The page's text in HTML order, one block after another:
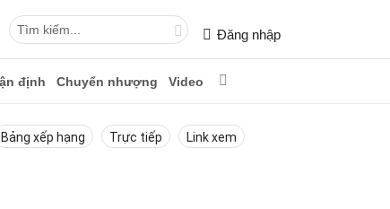
Đăng nhập
định Chuyển nhượng Video
Bảng xếp hạng Trực tiếp Link xem